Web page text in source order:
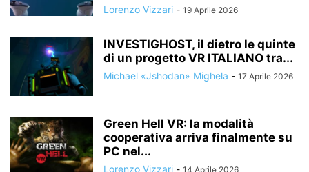
Lorenzo Vizzari - 19 Aprile 2026
INVESTIGHOST, il dietro le quinte
di un progetto VR ITALIANO tra...
Michael «Jshodan» Mighela - 17 Aprile 2026
Green Hell VR: la modalità
cooperativa arriva finalmente su
PC nel...
Lorenzo Vizzari - 14 Aprile 2026